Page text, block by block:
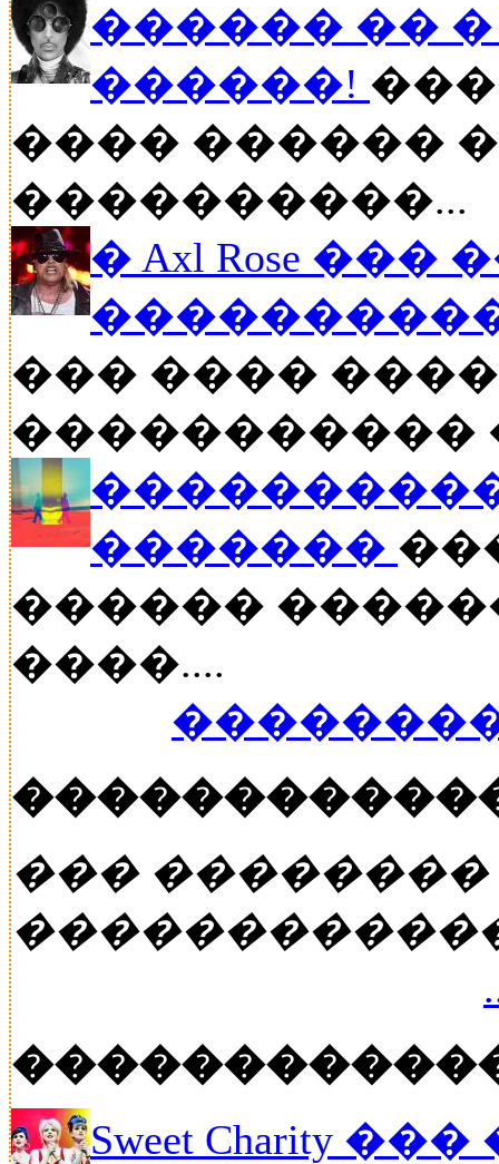
������ �� �
������!
���� ������
����������...
� Axl Rose
��� ����
�����������
�������
������
����....
���
Sweet Charity